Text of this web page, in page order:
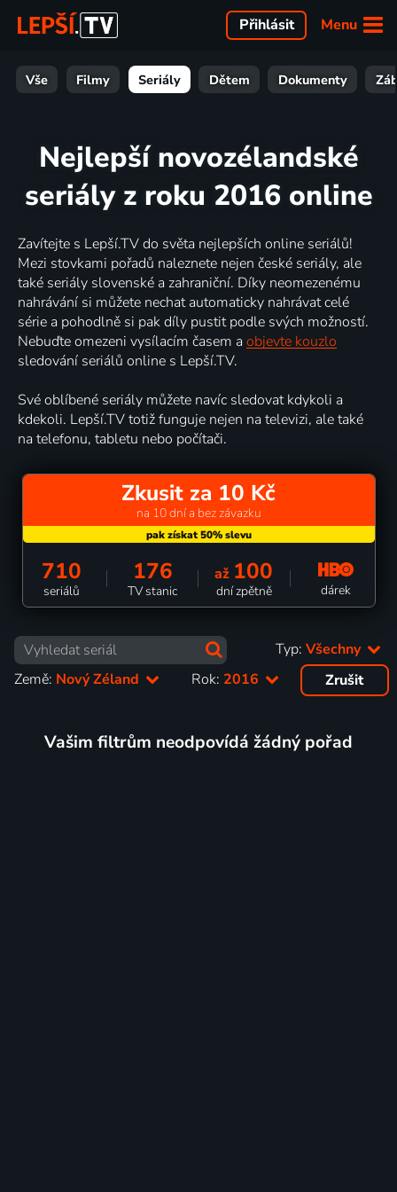
Menu
Přihlásit
Vše Filmy Seriály Dětem Dokumenty
Nejlepší novozélandské
seriály z roku 2016 online
Zavítejte s Lepší.TV do světa nejlepších online seriálů!
Mezi stovkami pořadů naleznete nejen české seriály, ale
také seriály slovenské a zahraniční. Díky neomezenému
nahrávání si můžete nechat automaticky nahrávat celé
série a pohodlně si pak díly pustit podle svých možností.
Nebuďte omezeni vysílacím časem a objevte kouzlo
sledování seriálů online s Lepší.TV.
Své oblíbené seriály můžete navíc sledovat kdykoli a
kdekoli. Lepší.TV totiž funguje nejen na televizi, ale také
na telefonu, tabletu nebo počítači.
Zkusit za 10 Kč
na 10 dní a bez závazku
710
seriálů
176
TV stanic
až 100
dní zpětně dárek
Typ: Všechny
Země: Nový Zéland Rok: 2016 Zrušit
Vašim filtrům neodpovídá žádný pořad